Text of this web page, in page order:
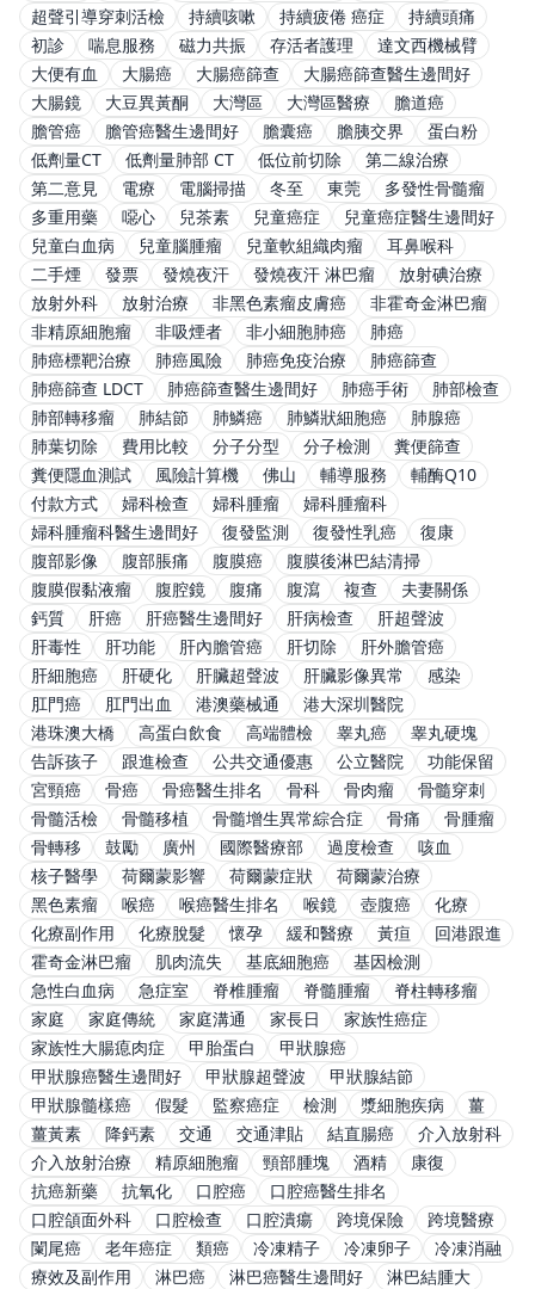
超聲引導穿刺活檢
持續咳嗽 持續疲倦 癌症
持續頭痛
初診
喘息服務 磁力共振 存活者護理
達文西機械臂
大便有血
大腸癌 大腸癌篩查
大腸癌篩查醫生邊間好
大腸鏡
大豆異黃酮 大灣區 大灣區醫療
膽道癌
膽管癌
膽管癌醫生邊間好 膽囊癌 膽胰交界
蛋白粉
低劑量CT
低劑量肺部 CT 低位前切除
第二線治療
第二意見
電療 電腦掃描 冬至 東莞
多發性骨髓瘤
多重用藥
噁心 兒茶素 兒童癌症
兒童癌症醫生邊間好
兒童白血病
兒童腦腫瘤 兒童軟組織肉瘤
耳鼻喉科
二手煙
發票 發燒夜汗 發燒夜汗 淋巴瘤
放射碘治療
放射外科
放射治療 非黑色素瘤皮膚癌
非霍奇金淋巴瘤
非精原細胞瘤
非吸煙者 非小細胞肺癌
肺癌
肺癌標靶治療
肺癌風險 肺癌免疫治療
肺癌篩查
肺癌篩查 LDCT
肺癌篩查醫生邊間好 肺癌手術
肺部檢查
肺部轉移瘤
肺結節 肺鱗癌 肺鱗狀細胞癌
肺腺癌
肺葉切除
費用比較 分子分型 分子檢測
糞便篩查
糞便隱血測試
風險計算機 佛山 輔導服務
輔酶Q10
付款方式
婦科檢查 婦科腫瘤
婦科腫瘤科
婦科腫瘤科醫生邊間好
復發監測 復發性乳癌
復康
腹部影像
腹部脹痛 腹膜癌
腹膜後淋巴結清掃
腹膜假黏液瘤
腹腔鏡 腹痛 腹瀉 複查
夫妻關係
鈣質
肝癌 肝癌醫生邊間好 肝病檢查
肝超聲波
肝毒性
肝功能 肝內膽管癌 肝切除
肝外膽管癌
肝細胞癌
肝硬化 肝臟超聲波 肝臟影像異常
感染
肛門癌
肛門出血 港澳藥械通
港大深圳醫院
港珠澳大橋
高蛋白飲食 高端體檢 睾丸癌
睾丸硬塊
告訴孩子
跟進檢查 公共交通優惠 公立醫院
功能保留
宮頸癌
骨癌 骨癌醫生排名 骨科 骨肉瘤
骨髓穿刺
骨髓活檢
骨髓移植 骨髓增生異常綜合症 骨痛
骨腫瘤
骨轉移
鼓勵 廣州 國際醫療部 過度檢查
咳血
核子醫學
荷爾蒙影響 荷爾蒙症狀
荷爾蒙治療
黑色素瘤
喉癌 喉癌醫生排名 喉鏡 壺腹癌
化療
化療副作用
化療脫髮 懷孕 緩和醫療 黃疸
回港跟進
霍奇金淋巴瘤
肌肉流失 基底細胞癌
基因檢測
急性白血病
急症室 脊椎腫瘤 脊髓腫瘤
脊柱轉移瘤
家庭
家庭傳統 家庭溝通 家長日
家族性癌症
家族性大腸瘜肉症
甲胎蛋白
甲狀腺癌
甲狀腺癌醫生邊間好
甲狀腺超聲波
甲狀腺結節
甲狀腺髓樣癌
假髮 監察癌症 檢測 漿細胞疾病
薑
薑黃素
降鈣素 交通 交通津貼 結直腸癌
介入放射科
介入放射治療
精原細胞瘤 頸部腫塊 酒精
康復
抗癌新藥
抗氧化 口腔癌
口腔癌醫生排名
口腔頜面外科
口腔檢查 口腔潰瘍 跨境保險
跨境醫療
闌尾癌
老年癌症 類癌 冷凍精子 冷凍卵子
冷凍消融
療效及副作用
淋巴癌 淋巴癌醫生邊間好
淋巴結腫大